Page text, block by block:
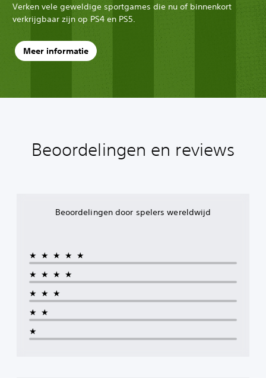
Verken vele geweldige sportgames die nu of binnenkort
verkrijgbaar zijn op PS4 en PS5.
Meer informatie
Beoordelingen en reviews
Beoordelingen door spelers wereldwijd
★★★★★
★★★★
★★★
★★
★